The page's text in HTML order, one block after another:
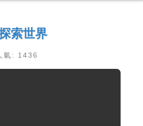
索世界
氣: 1436